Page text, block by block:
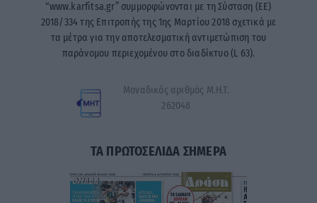
“www.karfitsa.gr” συμμορφώνονται με τη Σύσταση (ΕΕ)
2018/334 της Επιτροπής της 1ης Μαρτίου 2018 σχετικά με
τα μέτρα για την αποτελεσματική αντιμετώπιση του
παράνομου περιεχομένου στο διαδίκτυο (L 63).
Μοναδικός αριθμός Μ.Η.Τ.
262048
ΤΑ ΠΡΩΤΟΣΕΛΙΔΑ ΣΗΜΕΡΑ